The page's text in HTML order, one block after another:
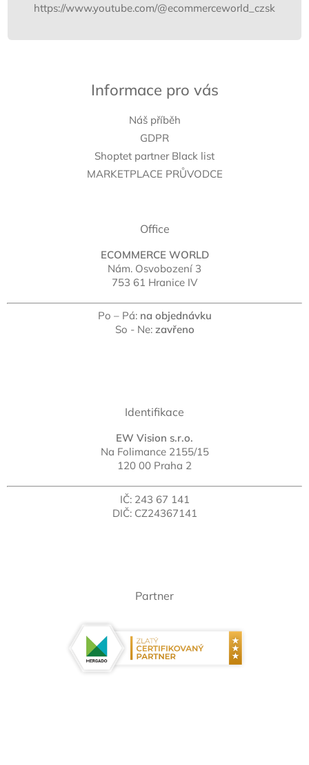
https://www.youtube.com/@ecommerceworld_czsk
Informace pro vás
Náš příběh
GDPR
Shoptet partner Black list
MARKETPLACE PRŮVODCE
Office
ECOMMERCE WORLD
Nám. Osvobození 3
753 61 Hranice IV
Po – Pá: na objednávku
So - Ne: zavřeno
Identifikace
EW Vision s.r.o.
Na Folimance 2155/15
120 00 Praha 2
IČ: 243 67 141
DIČ: CZ24367141
Partner